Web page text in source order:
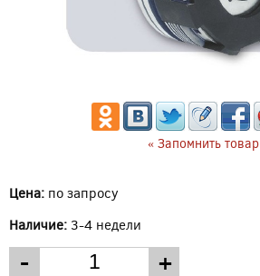
« Запомнить товар
Цена: по запросу
Наличие: 3-4 недели
- +